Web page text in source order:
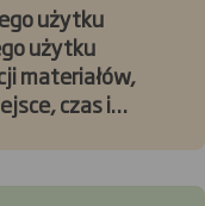
użytku
użytku
materiałów,
czas i
stanowiąc